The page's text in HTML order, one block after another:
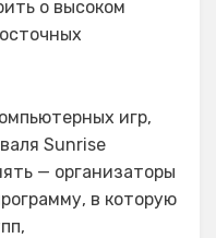
о высоком
игр,
Sunrise
— организаторы
в которую